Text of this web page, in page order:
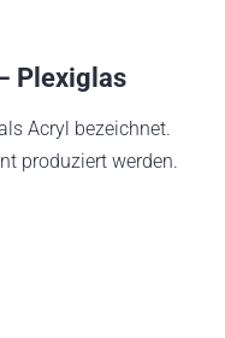
Plexiglas
Acryl bezeichnet.
produziert werden.